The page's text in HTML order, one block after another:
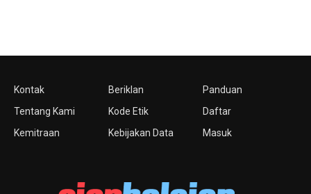
Kontak
Tentang Kami
Kemitraan
Beriklan
Kode Etik
Kebijakan Data
Panduan
Daftar
Masuk